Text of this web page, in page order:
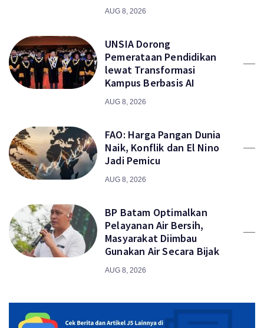
AUG 8, 2026
UNSIA Dorong
Pemerataan Pendidikan
lewat Transformasi
Kampus Berbasis AI
AUG 8, 2026
FAO: Harga Pangan Dunia
Naik, Konflik dan El Nino
Jadi Pemicu
AUG 8, 2026
BP Batam Optimalkan
Pelayanan Air Bersih,
Masyarakat Diimbau
Gunakan Air Secara Bijak
AUG 8, 2026